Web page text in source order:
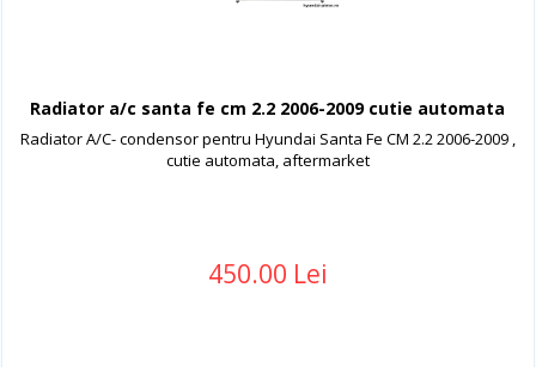
Radiator a/c santa fe cm 2.2 2006-2009 cutie automata
Radiator A/C- condensor pentru Hyundai Santa Fe CM 2.2 2006-2009 ,
cutie automata, aftermarket
450.00 Lei